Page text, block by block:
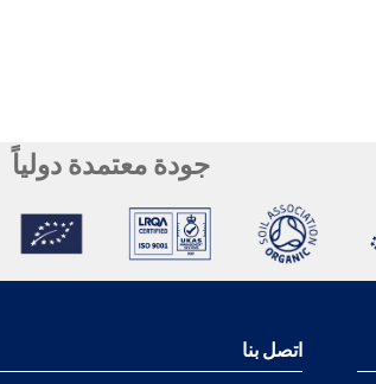
جودة معتمدة دولياً
اتصل بنا